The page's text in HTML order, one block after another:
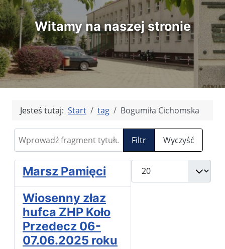
Witamy na naszej stronie
Jesteś tutaj: Start tag Bogumiła Cichomska
Wprowadź fragment tytułu
Filtr Wyczyść
Pokaż #
Marsz Pamięci
Wiosenny złaz
hufca ZHP Koło
Przedecz 06-
07.06.2025 roku